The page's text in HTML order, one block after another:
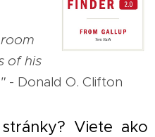
of his
- Donald O. Clifton
Viete ako